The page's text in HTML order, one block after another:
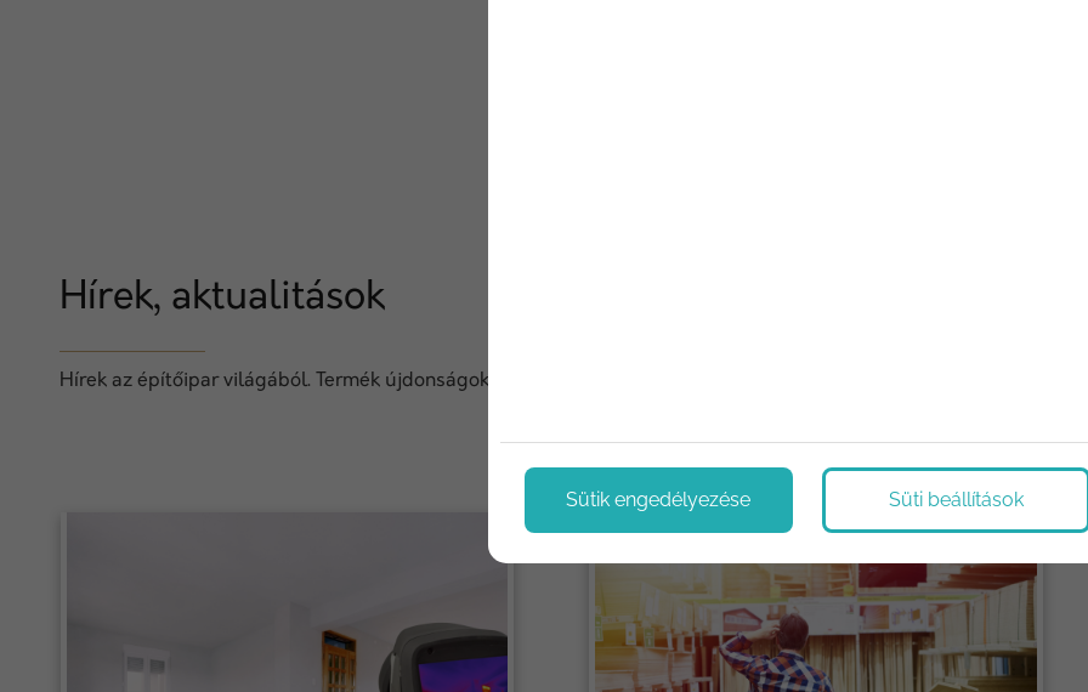
Hírek, aktualitások
Hírek az építőipar világából. Termék újdonságok, technológiák, újítások. Megoldások, tippek és trükkök.
Sütik engedélyezése Süti beállítások